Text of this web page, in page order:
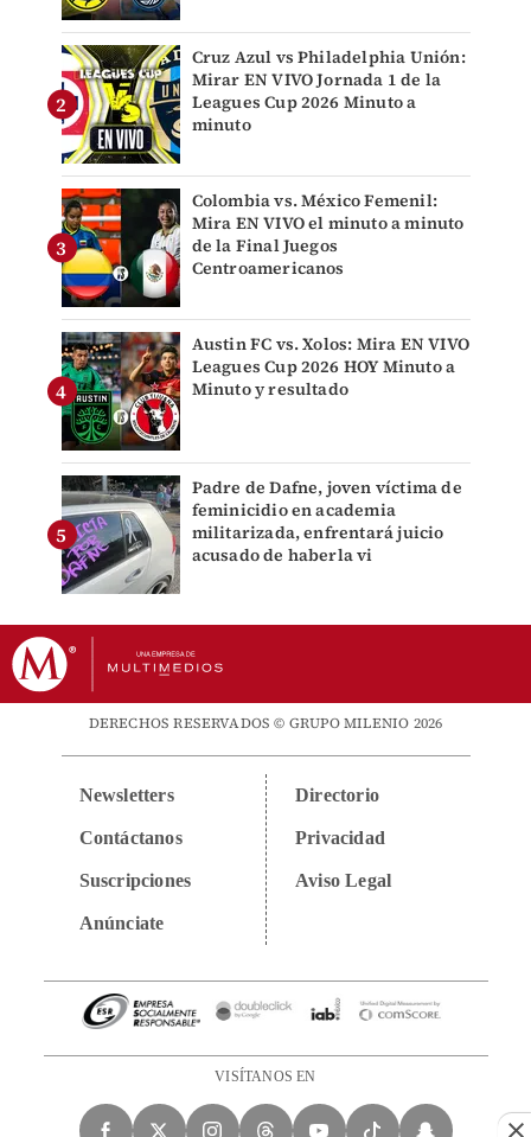
Cruz Azul vs Philadelphia Unión:
Mirar EN VIVO Jornada 1 de la
Leagues Cup 2026 Minuto a
minuto
Colombia vs. México Femenil:
Mira EN VIVO el minuto a minuto
de la Final Juegos
Centroamericanos
Austin FC vs. Xolos: Mira EN VIVO
Leagues Cup 2026 HOY Minuto a
Minuto y resultado
Padre de Dafne, joven víctima de
feminicidio en academia
militarizada, enfrentará juicio
acusado de haberla vi
DERECHOS RESERVADOS © GRUPO MILENIO 2026
Newsletters
Contáctanos
Suscripciones
Anúnciate
Directorio
Privacidad
Aviso Legal
VISÍTANOS EN